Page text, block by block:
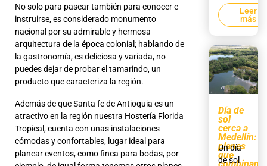
No solo para pasear también para conocer e
instruirse, es considerado monumento
nacional por su admirable y hermosa
arquitectura de la época colonial; hablando de
la gastronomía, es deliciosa y variada, no
puedes dejar de probar el tamarindo, un
producto que caracteriza la región.
Además de que Santa fe de Antioquia es un
atractivo en la región nuestra Hostería Florida
Tropical, cuenta con unas instalaciones
cómodas y confortables, lugar ideal para
planear eventos, como finca para bodas, por
Leer
más
Día de
sol
cerca a
Medellín:
planes
que
Un día
de sol